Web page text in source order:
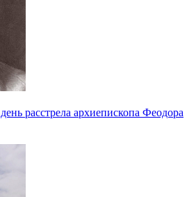
расстрела архиепископа Феодора